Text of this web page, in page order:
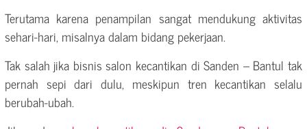
Terutama karena penampilan sangat mendukung aktivitas
sehari-hari, misalnya dalam bidang pekerjaan.
Tak salah jika bisnis salon kecantikan di Sanden – Bantul tak
pernah sepi dari dulu, meskipun tren kecantikan selalu
berubah-ubah.